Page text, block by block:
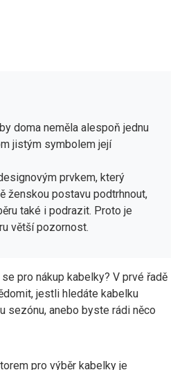
doma neměla alespoň jednu
jistým symbolem její
prvkem, který
ženskou postavu podtrhnout,
také i podrazit. Proto je
větší pozornost.
pro nákup kabelky? V prvé řadě
jestli hledáte kabelku
sezónu, anebo byste rádi něco
pro výběr kabelky je